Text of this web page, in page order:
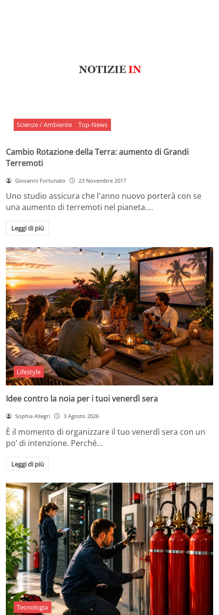
Scienze / Ambiente Top-News
Cambio Rotazione della Terra: aumento di Grandi
Terremoti
Giovanni Fortunato 23 Novembre 2017
Uno studio assicura che l'anno nuovo porterà con se
una aumento di terremoti nel pianeta.…
Leggi di più
Lifestyle
Idee contro la noia per i tuoi venerdì sera
Sophia Allegri 3 Agosto 2026
È il momento di organizzare il tuo venerdì sera con un
po’ di intenzione. Perché…
Leggi di più
Tecnologia